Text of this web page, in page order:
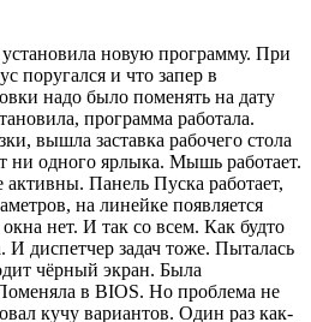
новую программу. При
поругался и что запер в
надо было поменять на дату
программа работала.
вышла заставка рабочего стола
ни одного ярлыка. Мышь работает.
Панель Пуска работает,
на линейке появляется
нет. И так со всем. Как будто
И диспетчер задач тоже. Пыталась
чёрный экран. Была
в BIOS. Но проблема не
кучу вариантов. Один раз как-